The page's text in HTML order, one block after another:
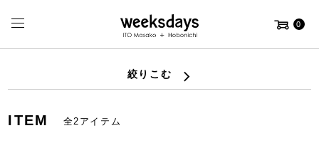
0
絞りこむ
ITEM 全2アイテム